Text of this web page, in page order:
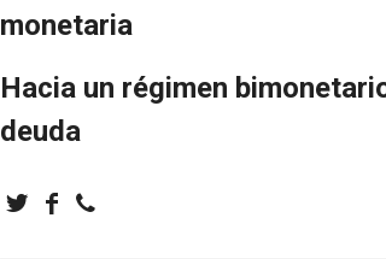
monetaria
Hacia un régimen
deuda